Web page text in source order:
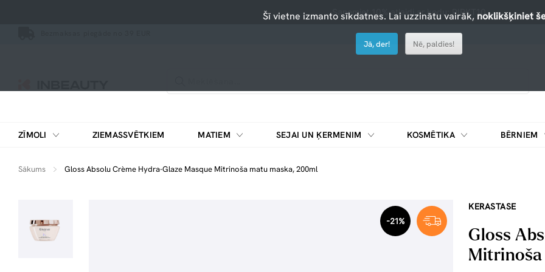
Saņemiet 10% atlaidi ar kodu: PIRKT10
ZĪMOLI ZIEMASSVĒTKIEM MATIEM SEJAI UN ĶERMENIM KOSMĒTIKA BĒRNIEM
Sākums Gloss Absolu Crème Hydra-Glaze Masque Mitrinoša matu maska, 200ml
-21%
KERASTASE
Gloss
Mitrinoša
Šī vietne izmanto sīkdatnes. Lai uzzinātu vairāk, noklikšķiniet
Jā, der! Nē, paldies!